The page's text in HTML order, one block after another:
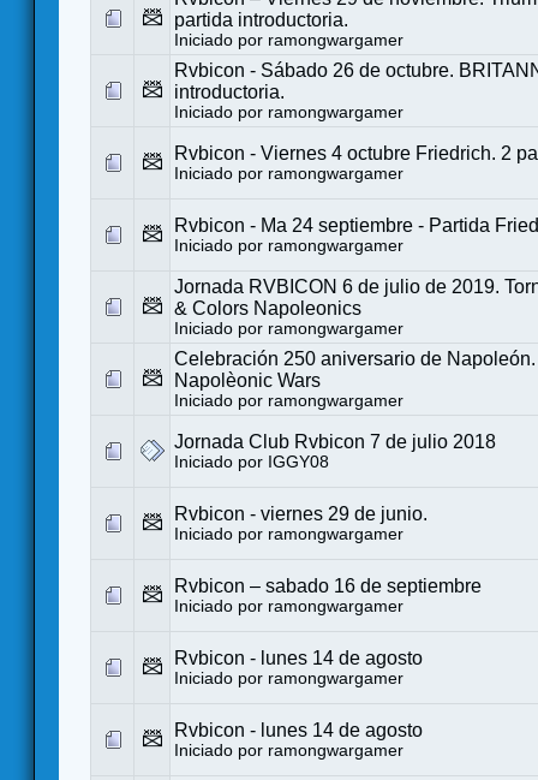
partida introductoria.
Iniciado por ramongwargamer
Rvbicon - Sábado 26 de octubre.
introductoria.
Iniciado por ramongwargamer
Rvbicon - Viernes 4 octubre Friedrich. 2
Iniciado por ramongwargamer
Rvbicon - Ma 24 septiembre - Partida
Iniciado por ramongwargamer
Jornada RVBICON 6 de julio de 2019.
& Colors Napoleonics
Iniciado por ramongwargamer
Celebración 250 aniversario de
Napolèonic Wars
Iniciado por ramongwargamer
Jornada Club Rvbicon 7 de julio 2018
Iniciado por IGGY08
Rvbicon - viernes 29 de junio.
Iniciado por ramongwargamer
Rvbicon – sabado 16 de septiembre
Iniciado por ramongwargamer
Rvbicon - lunes 14 de agosto
Iniciado por ramongwargamer
Rvbicon - lunes 14 de agosto
Iniciado por ramongwargamer